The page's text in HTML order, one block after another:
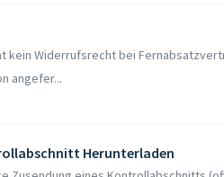
kein Widerrufsrecht bei
angefer...
Herunterladen